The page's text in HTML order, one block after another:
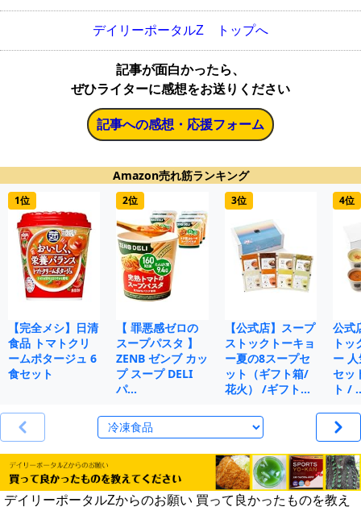
デイリーポータルZ トップへ
記事が面白かったら、
ぜひライターに感想をお送りください
記事への感想・応援フォーム
Amazon売れ筋ランキング
1位
【完全メシ】日清
食品 トマトクリ
ームポタージュ 6
食セット
2位
【 罪悪感ゼロの
スープパスタ 】
ZENB ゼンブ カッ
プ スープ DELI
パ…
3位
【公式店】スープ
ストックトーキョ
ー夏の8スープセ
ット（ギフト箱/
花火） /ギフト…
4位
公式
ト
ー
セッ
ト /
デイリーポータルZからのお願い 買って良かったものを教え